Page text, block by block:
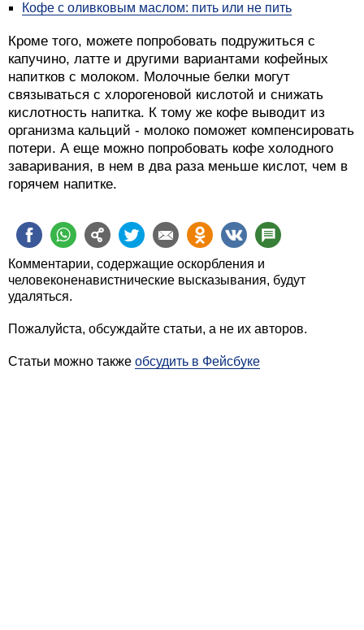
Кофе с оливковым маслом: пить или не пить
Кроме того, можете попробовать подружиться с
капучино, латте и другими вариантами кофейных
напитков с молоком. Молочные белки могут
связываться с хлорогеновой кислотой и снижать
кислотность напитка. К тому же кофе выводит из
организма кальций - молоко поможет компенсировать
потери. А еще можно попробовать кофе холодного
заваривания, в нем в два раза меньше кислот, чем в
горячем напитке.
Комментарии, содержащие оскорбления и
человеконенавистнические высказывания, будут
удаляться.
Пожалуйста, обсуждайте статьи, а не их авторов.
Статьи можно также обсудить в Фейсбуке